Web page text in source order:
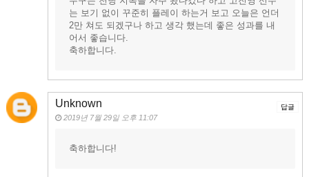
는 보기 없이 꾸준히 플레이 하는거 보고 오늘은 언더
2만 쳐도 되겠구나 하고 생각 했는데 좋은 성과를 내
어서 좋습니다.
축하합니다.
Unknown
2019년 7월 29일 오후 11:07
축하합니다!
답글